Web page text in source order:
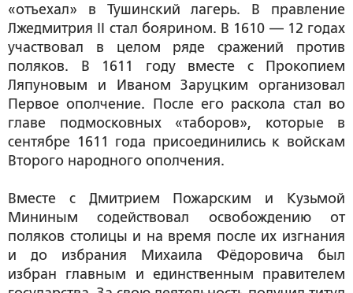
«отъехал» в Тушинский лагерь. В правление
Лжедмитрия II стал боярином. В 1610 — 12 годах
участвовал в целом ряде сражений против
поляков. В 1611 году вместе с Прокопием
Ляпуновым и Иваном Заруцким организовал
Первое ополчение. После его раскола стал во
главе подмосковных «таборов», которые в
сентябре 1611 года присоединились к войскам
Второго народного ополчения.
Вместе с Дмитрием Пожарским и Кузьмой
Мининым содействовал освобождению от
поляков столицы и на время после их изгнания
и до избрания Михаила Фёдоровича был
избран главным и единственным правителем